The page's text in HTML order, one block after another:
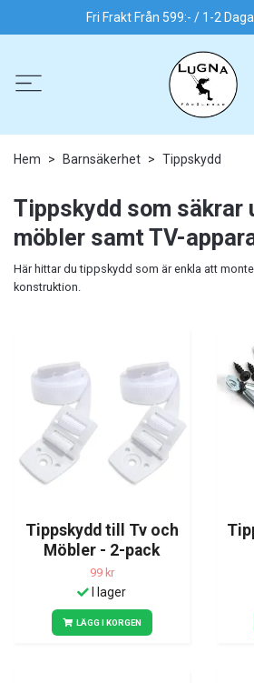
Fri Frakt Från 599:- / 1-2
Hem Barnsäkerhet Tippskydd
Tippskydd som säkrar
möbler samt TV-
Här hittar du tippskydd som är enkla att
konstruktion.
Tippskydd till Tv och
Möbler - 2-pack
99 kr
I lager
LÄGG I KORGEN